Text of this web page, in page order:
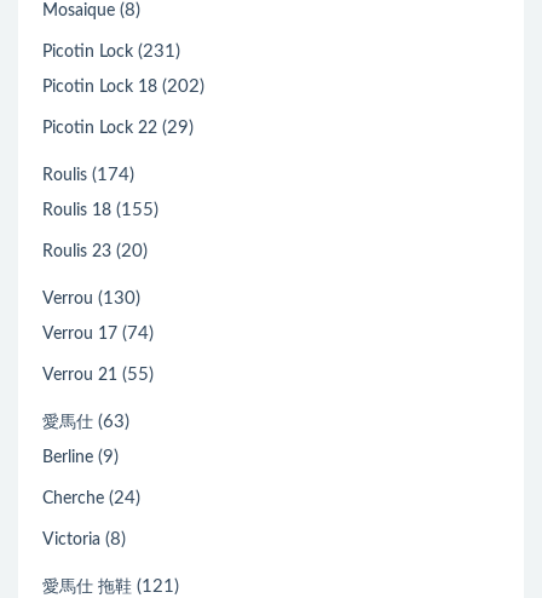
Mosaique (8)
Picotin Lock (231)
Picotin Lock 18 (202)
Picotin Lock 22 (29)
Roulis (174)
Roulis 18 (155)
Roulis 23 (20)
Verrou (130)
Verrou 17 (74)
Verrou 21 (55)
愛馬仕 (63)
Berline (9)
Cherche (24)
Victoria (8)
愛馬仕 拖鞋 (121)